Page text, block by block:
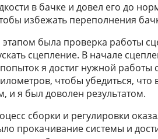
в бачке и довел его до
избежать переполнения
была проверка работы
сцепление. В начале
я достиг нужной
чтобы убедиться,
и я был доволен результатом.
сборки и регулировки
прокачивание системы и